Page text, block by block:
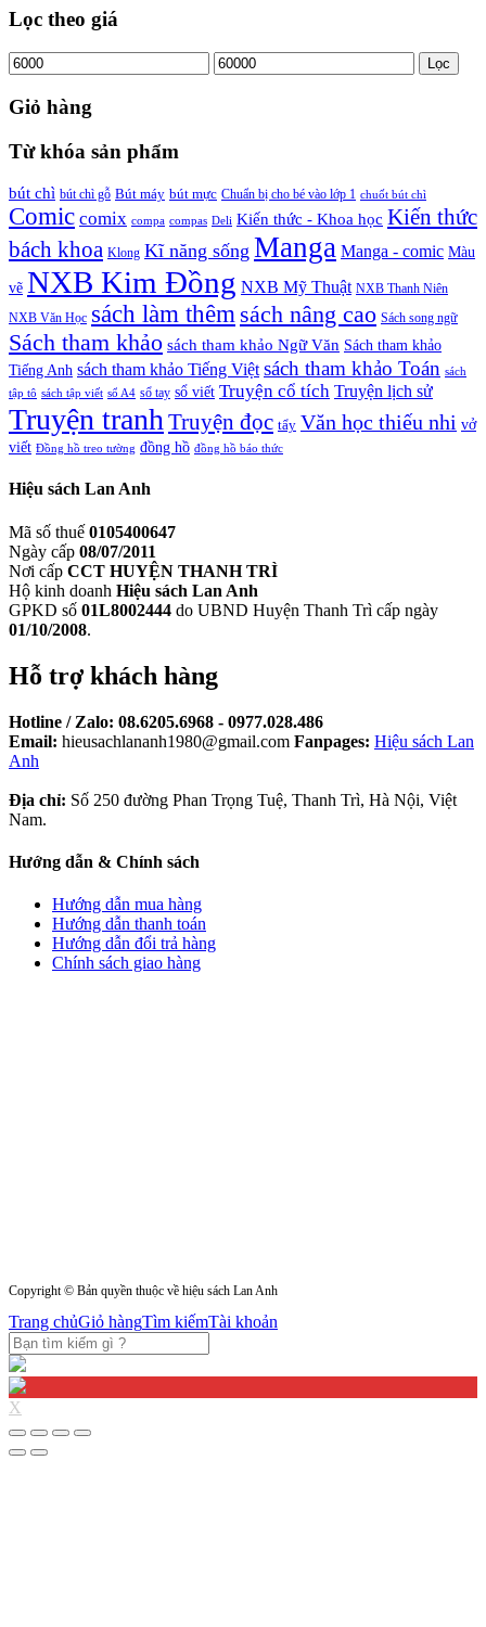
Lọc theo giá
Lọc
Giỏ hàng
Từ khóa sản phẩm
bút chì bút chì gỗ Bút máy bút mực Chuẩn bị cho bé vào lớp 1 chuốt bút chì
Comic comix compa compas Deli Kiến thức - Khoa học Kiến thức
bách khoa Klong Kĩ năng sống Manga Manga - comic Màu
vẽ NXB Kim Đồng NXB Mỹ Thuật NXB Thanh Niên
NXB Văn Học sách làm thêm sách nâng cao Sách song ngữ
Sách tham khảo sách tham khảo Ngữ Văn Sách tham khảo
Tiếng Anh sách tham khảo Tiếng Việt sách tham khảo Toán sách
tập tô sách tập viết sổ A4 sổ tay sổ viết Truyện cổ tích Truyện lịch sử
Truyện tranhTruyện đọc tẩy Văn học thiếu nhi vở
viết Đồng hồ treo tường đồng hồ đồng hồ báo thức
Hiệu sách Lan Anh
Mã số thuế 0105400647
Ngày cấp 08/07/2011
Nơi cấp CCT HUYỆN THANH TRÌ
Hộ kinh doanh Hiệu sách Lan Anh
GPKD số 01L8002444 do UBND Huyện Thanh Trì cấp ngày
01/10/2008.
Hỗ trợ khách hàng
Hotline / Zalo: 08.6205.6968 - 0977.028.486
Email: hieusachlananh1980@gmail.com Fanpages: Hiệu sách Lan
Anh
Địa chỉ: Số 250 đường Phan Trọng Tuệ, Thanh Trì, Hà Nội, Việt
Nam.
Hướng dẫn & Chính sách
Hướng dẫn mua hàng
Hướng dẫn thanh toán
Hướng dẫn đổi trả hàng
Chính sách giao hàng
Copyright © Bản quyền thuộc về hiệu sách Lan Anh
Trang chủGiỏ hàngTìm kiếmTài khoản
X